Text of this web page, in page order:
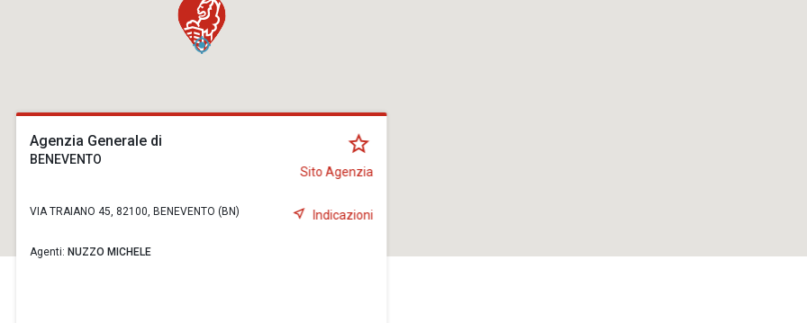
Agenzia Generale di
BENEVENTO
Sito Agenzia
VIA TRAIANO 45, 82100, BENEVENTO (BN) Indicazioni
Agenti: NUZZO MICHELE